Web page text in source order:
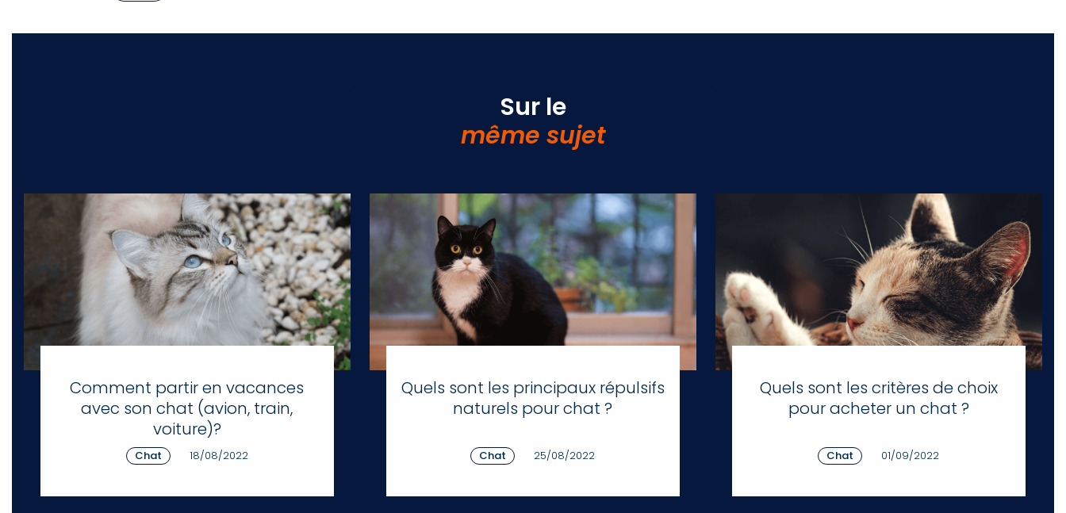
Sur le
même sujet
Comment partir en vacances
avec son chat (avion, train,
voiture)?
Chat 18/08/2022
Quels sont les principaux répulsifs
naturels pour chat ?
Chat 25/08/2022
Quels sont les critères de choix
pour acheter un chat ?
Chat 01/09/2022